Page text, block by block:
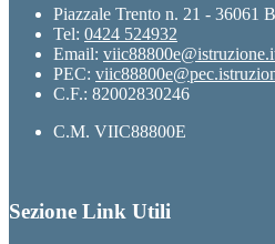
Piazzale Trento n. 21 - 36061
Tel: 0424 524932
Email:
PEC:
C.F.: 82002830246
C.M. VIIC88800E
Sezione Link Utili